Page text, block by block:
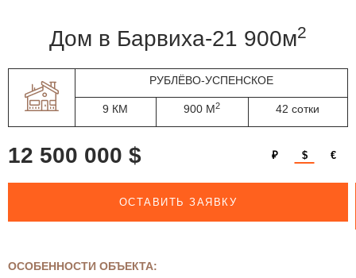
дом в Барвиха-21 900м2
РУБЛЁВО-УСПЕНСКОЕ
9 КМ 900 М2 42 сотки
12 500 000 $ ₽ $ €
ОСТАВИТЬ ЗАЯВКУ
ОСОБЕННОСТИ ОБЪЕКТА: